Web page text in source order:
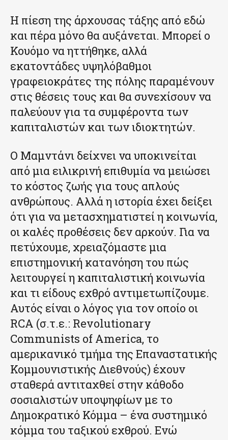
Η πίεση της άρχουσας τάξης από εδώ
και πέρα μόνο θα αυξάνεται. Μπορεί ο
Κουόμο να ηττήθηκε, αλλά
εκατοντάδες υψηλόβαθμοι
γραφειοκράτες της πόλης παραμένουν
στις θέσεις τους και θα συνεχίσουν να
παλεύουν για τα συμφέροντα των
καπιταλιστών και των ιδιοκτητών.
Ο Μαμντάνι δείχνει να υποκινείται
από μια ειλικρινή επιθυμία να μειώσει
το κόστος ζωής για τους απλούς
ανθρώπους. Αλλά η ιστορία έχει δείξει
ότι για να μετασχηματιστεί η κοινωνία,
οι καλές προθέσεις δεν αρκούν. Για να
πετύχουμε, χρειαζόμαστε μια
επιστημονική κατανόηση του πώς
λειτουργεί η καπιταλιστική κοινωνία
και τι είδους εχθρό αντιμετωπίζουμε.
Αυτός είναι ο λόγος για τον οποίο οι
RCA (σ.τ.ε.: Revolutionary
Communists of America, το
αμερικανικό τμήμα της Επαναστατικής
Κομμουνιστικής Διεθνούς) έχουν
σταθερά αντιταχθεί στην κάθοδο
σοσιαλιστών υποψηφίων με το
Δημοκρατικό Κόμμα – ένα συστημικό
κόμμα του ταξικού εχθρού. Ενώ